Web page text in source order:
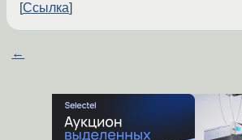
Ссылка
←